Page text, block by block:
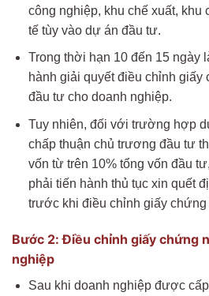
công nghiệp, khu chế xuất, khu
tế tùy vào dự án đầu tư.
Trong thời hạn 10 đến 15 ngày
hành giải quyết điều chỉnh giấy
đầu tư cho doanh nghiệp.
Tuy nhiên, đối với trường hợp
chấp thuận chủ trương đầu tư
vốn từ trên 10% tổng vốn đầu
phải tiến hành thủ tục xin quết
trước khi điều chỉnh giấy
Bước 2: Điều chỉnh giấy chứng
nghiệp
Sau khi doanh nghiệp được